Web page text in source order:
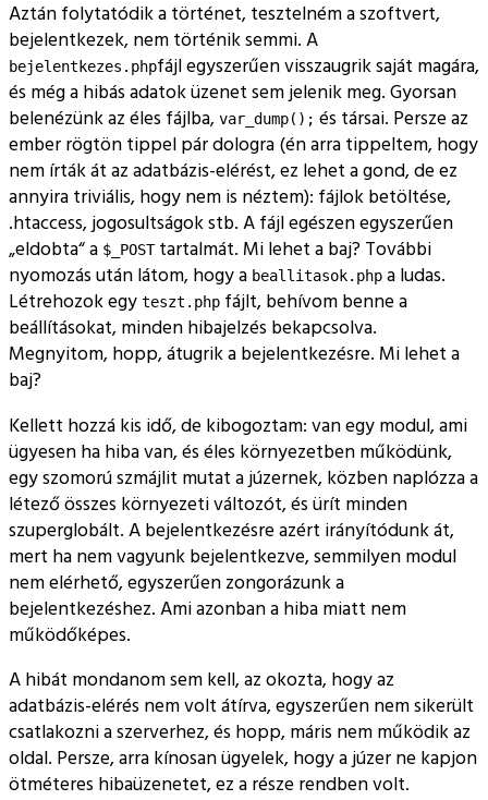
Aztán folytatódik a történet, tesztelném a szoftvert,
bejelentkezek, nem történik semmi. A
bejelentkezes.phpfájl egyszerűen visszaugrik saját magára,
és még a hibás adatok üzenet sem jelenik meg. Gyorsan
belenézünk az éles fájlba, var_dump(); és társai. Persze az
ember rögtön tippel pár dologra (én arra tippeltem, hogy
nem írták át az adatbázis-elérést, ez lehet a gond, de ez
annyira triviális, hogy nem is néztem): fájlok betöltése,
.htaccess, jogosultságok stb. A fájl egészen egyszerűen
eldobta a $_POSTtartalmát. Mi lehet a baj? További
nyomozás után látom, hogy a beallitasok.php a ludas.
Létrehozok egy teszt.php fájlt, behívom benne a
beállításokat, minden hibajelzés bekapcsolva.
Megnyitom, hopp, átugrik a bejelentkezésre. Mi lehet a
baj?
Kellett hozzá kis idő, de kibogoztam: van egy modul, ami
ügyesen ha hiba van, és éles környezetben működünk,
egy szomorú szmájlit mutat a júzernek, közben naplózza a
létező összes környezeti változót, és ürít minden
szuperglobált. A bejelentkezésre azért irányítódunk át,
mert ha nem vagyunk bejelentkezve, semmilyen modul
nem elérhető, egyszerűen zongorázunk a
bejelentkezéshez. Ami azonban a hiba miatt nem
működőképes.
A hibát mondanom sem kell, az okozta, hogy az
adatbázis-elérés nem volt átírva, egyszerűen nem sikerült
csatlakozni a szerverhez, és hopp, máris nem működik az
oldal. Persze, arra kínosan ügyelek, hogy a júzer ne kapjon
ötméteres hibaüzenetet, ez a része rendben volt.